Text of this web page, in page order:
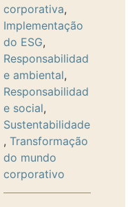
corporativa,
Implementação
do ESG,
Responsabilidad
e ambiental,
Responsabilidad
e social,
Sustentabilidade
, Transformação
do mundo
corporativo